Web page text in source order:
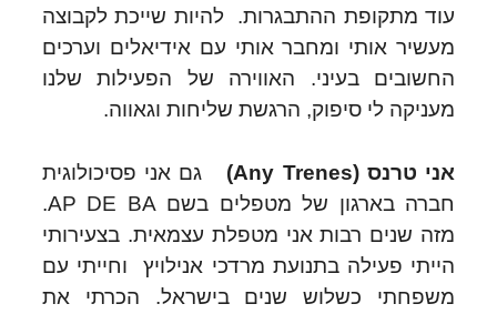
עוד מתקופת ההתבגרות. להיות שייכת לקבוצה
מעשיר אותי ומחבר אותי עם אידיאלים וערכים
החשובים בעיני. האווירה של הפעילות שלנו
מעניקה לי סיפוק, הרגשת שליחות וגאווה.
אני טרנס (Any Trenes)
גם אני פסיכולוגית
חברה בארגון של מטפלים בשם AP DE BA.
מזה שנים רבות אני מטפלת עצמאית. בצעירותי
הייתי פעילה בתנועת מרדכי אנילויץ וחייתי עם
משפחתי כשלוש שנים בישראל. הכרתי את